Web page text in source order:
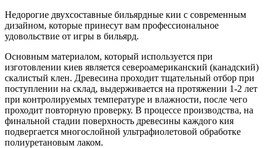
Недорогие двухсоставные бильярдные кии с современным
дизайном, которые принесут вам профессиональное
удовольствие от игры в бильярд.
Основным материалом, который используется при
изготовлении киев является североамериканский (канадский)
скалистый клен. Древесина проходит тщательный отбор при
поступлении на склад, выдерживается на протяжении 1-2 лет
при контролируемых температуре и влажности, после чего
проходит повторную проверку. В процессе производства, на
финальной стадии поверхность древесины каждого кия
подвергается многослойной ультрафиолетовой обработке
полиуретановым лаком.